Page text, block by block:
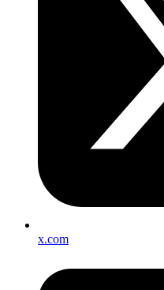
x.com